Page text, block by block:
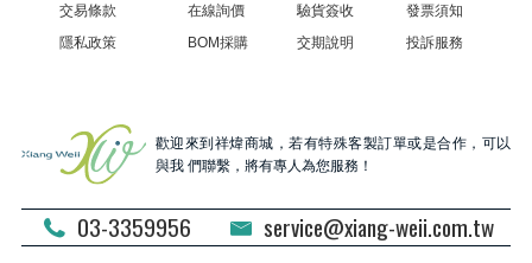
交易條款
隱私政策
在線詢價
BOM採購
驗貨簽收
交期說明
發票須知
投訴服務
歡迎來到祥煒商城，若有特殊客製訂單或是合作，可以
與我 們聯繫，將有專人為您服務！
03-3359956 service@xiang-weii.com.tw